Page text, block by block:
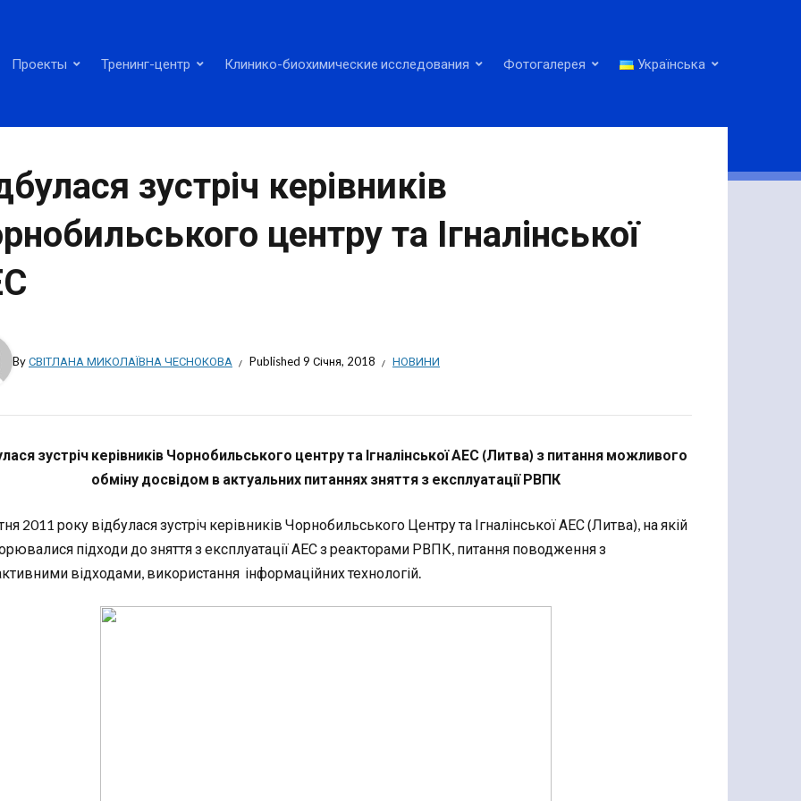
Проекты Тренинг-центр Клинико-биохимические исследования Фотогалерея Українська
зустріч керівників
центру та Ігналінської
ByСВІТЛАНА МИКОЛАЇВНА ЧЕСНОКОВА Published 9 Січня, 2018 НОВИНИ
зустріч керівників Чорнобильського центру та Ігналінської АЕС (Литва) з питання можливого
обміну досвідом в актуальних питаннях зняття з експлуатації РВПК
2011 року відбулася зустріч керівників Чорнобильського Центру та Ігналінської АЕС (Литва), на якій
підходи до зняття з експлуатації АЕС з реакторами РВПК, питання поводження з
відходами, використання інформаційних технологій.